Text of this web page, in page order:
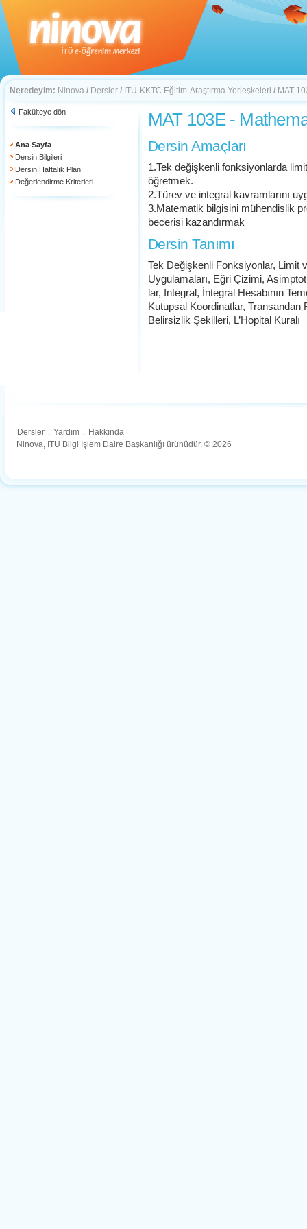
Neredeyim: Ninova / Dersler / İTÜ-KKTC Eğitim-Araştırma Yerleşkeleri / MAT
Fakülteye dön
Ana Sayfa
Dersin Bilgileri
Dersin Haftalık Planı
Değerlendirme Kriterleri
MAT 103E -
Dersin Amaçları
1.Tek değişkenli fonksiyonlarda
öğretmek.
2.Türev ve integral kavramlarını
3.Matematik bilgisini mühendislik
becerisi kazandırmak
Dersin Tanımı
Tek Değişkenli Fonksiyonlar, Limit
Uygulamaları, Eğri Çizimi,
lar, Integral, İntegral Hesabının
Kutupsal Koordinatlar, Transandan
Belirsizlik Şekilleri, L’Hopital Kuralı
Dersler . Yardım . Hakkında
Ninova, İTÜ Bilgi İşlem Daire Başkanlığı ürünüdür. © 2026